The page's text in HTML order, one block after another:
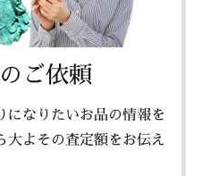
ご依頼
になりたいお品の情報を
大よその査定額をお伝え